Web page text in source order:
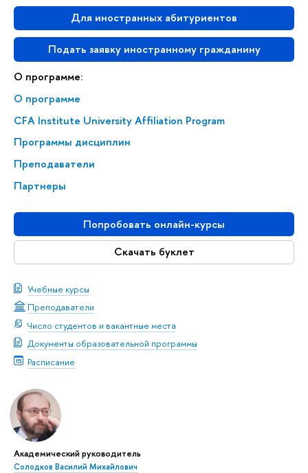
Для иностранных абитуриентов
Подать заявку иностранному гражданину
О программе:
О программе
CFA Institute University Affiliation Program
Программы дисциплин
Преподаватели
Партнеры
Попробовать онлайн-курсы
Скачать буклет
Учебные курсы
Преподаватели
Число студентов и вакантные места
Документы образовательной программы
Расписание
Академический руководитель
Солодков Василий Михайлович